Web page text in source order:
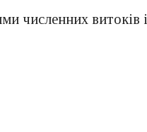
численних витоків і